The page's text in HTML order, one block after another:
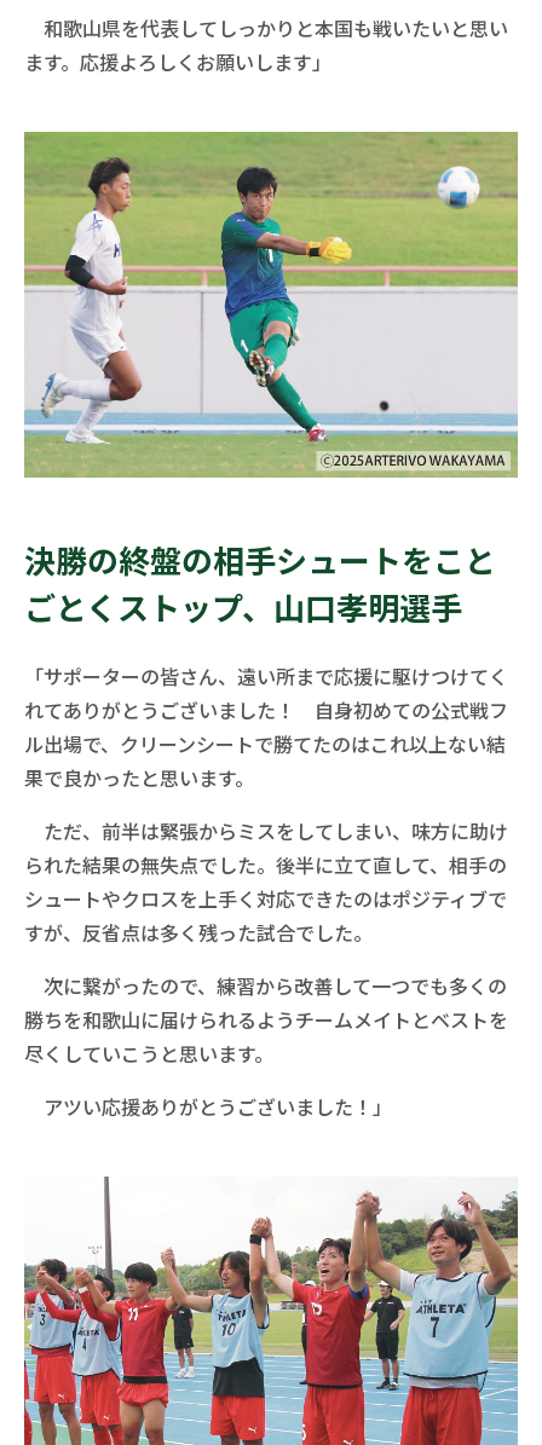
和歌山県を代表してしっかりと本国も戦いたいと思い
ます。応援よろしくお願いします」
決勝の終盤の相手シュートをこと
ごとくストップ、山口孝明選手
「サポーターの皆さん、遠い所まで応援に駆けつけてく
れてありがとうございました！ 自身初めての公式戦フ
ル出場で、クリーンシートで勝てたのはこれ以上ない結
果で良かったと思います。
ただ、前半は緊張からミスをしてしまい、味方に助け
られた結果の無失点でした。後半に立て直して、相手の
シュートやクロスを上手く対応できたのはポジティブで
すが、反省点は多く残った試合でした。
次に繋がったので、練習から改善して一つでも多くの
勝ちを和歌山に届けられるようチームメイトとベストを
尽くしていこうと思います。
アツい応援ありがとうございました！」